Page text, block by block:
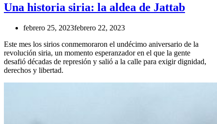
Una historia siria: la aldea de Jattab
febrero 25, 2023febrero 22, 2023
Este mes los sirios conmemoraron el undécimo aniversario de la
revolución siria, un momento esperanzador en el que la gente
desafió décadas de represión y salió a la calle para exigir dignidad,
derechos y libertad.